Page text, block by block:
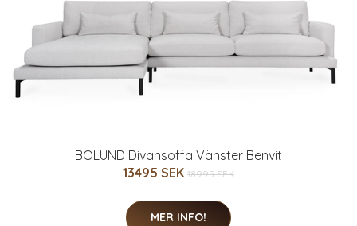
BOLUND Divansoffa Vänster Benvit
13495 SEK 18995 SEK
MER INFO!